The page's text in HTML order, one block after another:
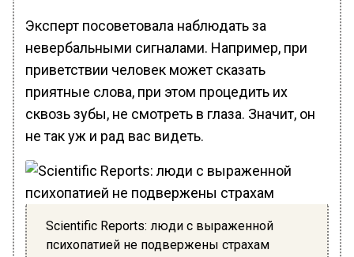
Эксперт посоветовала наблюдать за
невербальными сигналами. Например, при
приветствии человек может сказать
приятные слова, при этом процедить их
сквозь зубы, не смотреть в глаза. Значит, он
не так уж и рад вас видеть.
Scientific Reports: люди с выраженной
психопатией не подвержены страхам